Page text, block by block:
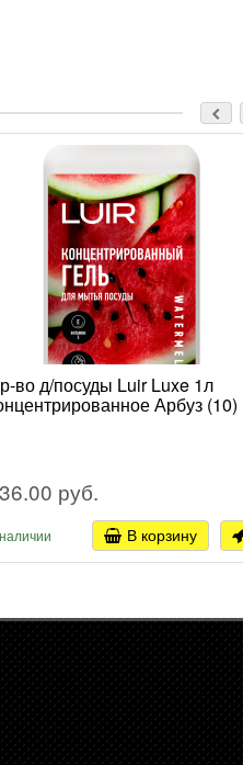
во д/посуды Luir Luxe 1л
Арбуз (10)
руб.
В корзину